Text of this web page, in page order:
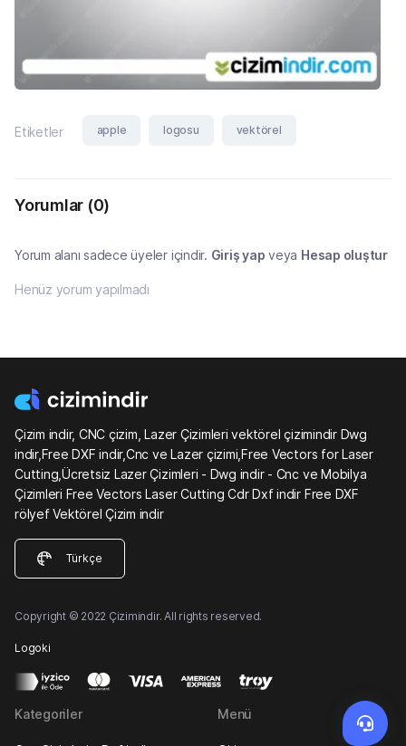
Etiketler apple logosu vektörel
Yorumlar (0)
Yorum alanı sadece üyeler içindir. Giriş yap veya Hesap oluştur
Henüz yorum yapılmadı
Çizim indir, CNC çizim, Lazer Çizimleri vektörel çizimindir Dwg
indir,Free DXF indir,Cnc ve Lazer çizimi,Free Vectors for Laser
Cutting,Ücretsiz Lazer Çizimleri - Dwg indir - Cnc ve Mobilya
Çizimleri Free Vectors Laser Cutting Cdr Dxf indir Free DXF
rölyef Vektörel Çizim indir
Türkçe
Copyright © 2022 Çizimindir. All rights reserved.
Logoki
Kategoriler Menü